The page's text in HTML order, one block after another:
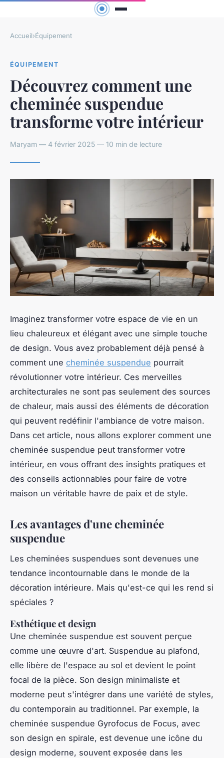
Accueil›Équipement
ÉQUIPEMENT
Découvrez comment une
cheminée suspendue
transforme votre intérieur
Maryam — 4 février 2025 — 10 min de lecture
Imaginez transformer votre espace de vie en un
lieu chaleureux et élégant avec une simple touche
de design. Vous avez probablement déjà pensé à
comment une cheminée suspendue pourrait
révolutionner votre intérieur. Ces merveilles
architecturales ne sont pas seulement des sources
de chaleur, mais aussi des éléments de décoration
qui peuvent redéfinir l'ambiance de votre maison.
Dans cet article, nous allons explorer comment une
cheminée suspendue peut transformer votre
intérieur, en vous offrant des insights pratiques et
des conseils actionnables pour faire de votre
maison un véritable havre de paix et de style.
Les avantages d'une cheminée
suspendue
Les cheminées suspendues sont devenues une
tendance incontournable dans le monde de la
décoration intérieure. Mais qu'est-ce qui les rend si
spéciales ?
Esthétique et design
Une cheminée suspendue est souvent perçue
comme une œuvre d'art. Suspendue au plafond,
elle libère de l'espace au sol et devient le point
focal de la pièce. Son design minimaliste et
moderne peut s'intégrer dans une variété de styles,
du contemporain au traditionnel. Par exemple, la
cheminée suspendue Gyrofocus de Focus, avec
son design en spirale, est devenue une icône du
design moderne, souvent exposée dans les